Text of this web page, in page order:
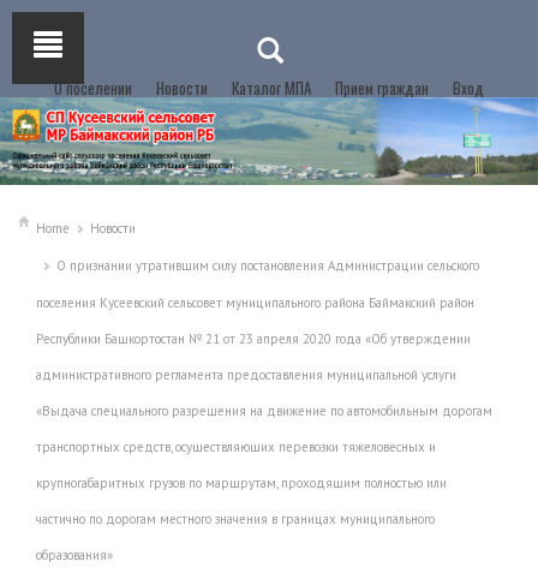
О поселении Новости Каталог МПА Прием граждан Вход
Home Новости
О признании утратившим силу постановления Администрации сельского
поселения Кусеевский сельсовет муниципального района Баймакский район
Республики Башкортостан № 21 от 23 апреля 2020 года «Об утверждении
административного регламента предоставления муниципальной услуги
«Выдача специального разрешения на движение по автомобильным дорогам
транспортных средств, осуществляющих перевозки тяжеловесных и
крупногабаритных грузов по маршрутам, проходящим полностью или
частично по дорогам местного значения в границах муниципального
образования»